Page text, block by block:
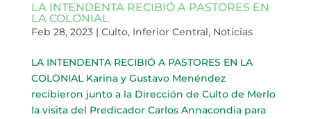
LA INTENDENTA RECIBIÓ A PASTORES EN
LA COLONIAL
Feb 28, 2023| Culto, Inferior Central, Noticias
LA INTENDENTA RECIBIÓ A PASTORES EN LA
COLONIAL Karina y Gustavo Menéndez
recibieron junto a la Dirección de Culto de Merlo
la visita del Predicador Carlos Annacondia para